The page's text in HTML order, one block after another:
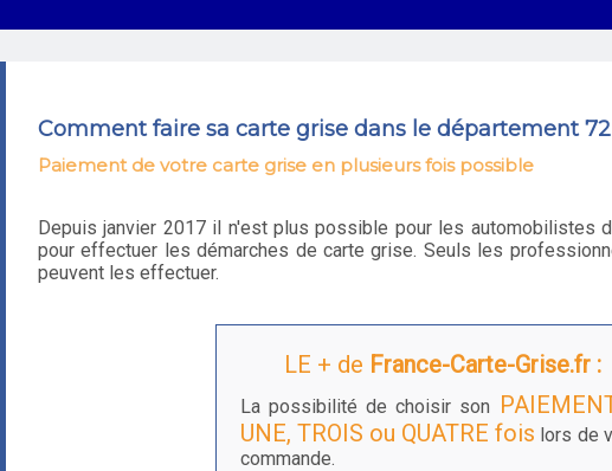
Comment faire sa carte grise dans le département 72
Paiement de votre carte grise en plusieurs fois possible
Depuis janvier 2017 il n'est plus possible pour les automobilistes
pour effectuer les démarches de carte grise. Seuls les
peuvent les effectuer.
LE + de France-Carte-Grise.fr :
La possibilité de choisir son
UNE, TROIS ou QUATRE fois lors de
commande.